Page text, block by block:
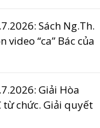
Sách Ng.Th.
video “ca” Bác của
Giải Hòa
từ chức. Giải quyết